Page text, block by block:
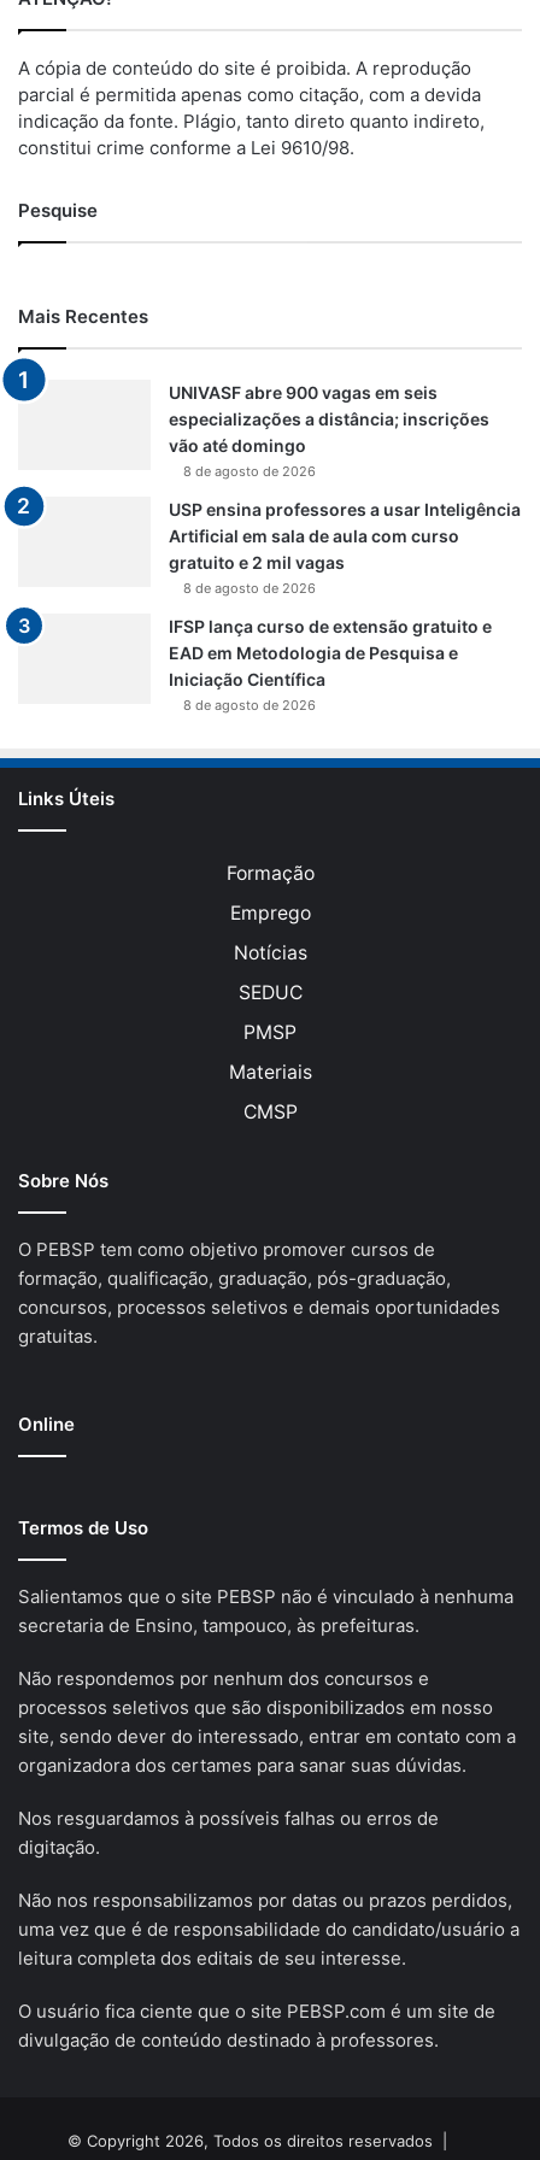
A cópia de conteúdo do site é proibida. A reprodução
parcial é permitida apenas como citação, com a devida
indicação da fonte. Plágio, tanto direto quanto indireto,
constitui crime conforme a Lei 9610/98.
Pesquise
Mais Recentes
UNIVASF abre 900 vagas em seis
especializações a distância; inscrições
vão até domingo
8 de agosto de 2026
USP ensina professores a usar Inteligência
Artificial em sala de aula com curso
gratuito e 2 mil vagas
8 de agosto de 2026
IFSP lança curso de extensão gratuito e
EAD em Metodologia de Pesquisa e
Iniciação Científica
8 de agosto de 2026
Links Úteis
Formação
Emprego
Notícias
SEDUC
PMSP
Materiais
CMSP
Sobre Nós
O PEBSP tem como objetivo promover cursos de
formação, qualificação, graduação, pós-graduação,
concursos, processos seletivos e demais oportunidades
gratuitas.
Online
Termos de Uso
Salientamos que o site PEBSP não é vinculado à nenhuma
secretaria de Ensino, tampouco, às prefeituras.
Não respondemos por nenhum dos concursos e
processos seletivos que são disponibilizados em nosso
site, sendo dever do interessado, entrar em contato com a
organizadora dos certames para sanar suas dúvidas.
Nos resguardamos à possíveis falhas ou erros de
digitação.
Não nos responsabilizamos por datas ou prazos perdidos,
uma vez que é de responsabilidade do candidato/usuário a
leitura completa dos editais de seu interesse.
O usuário fica ciente que o site PEBSP.com é um site de
divulgação de conteúdo destinado à professores.
© Copyright 2026, Todos os direitos reservados |